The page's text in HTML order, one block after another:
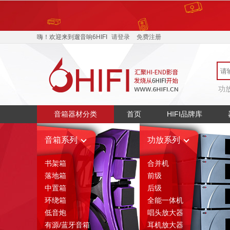
嗨！欢迎来到遛音响6HIFI 请登录 免费注册
功
音箱器材分类 首页 HIFI品牌库
音箱系列
书架箱
落地箱
中置箱
环绕箱
低音炮
有源/蓝牙音箱
功放系列
合并机
前级
后级
全能一体机
唱头放大器
耳机放大器
产品介